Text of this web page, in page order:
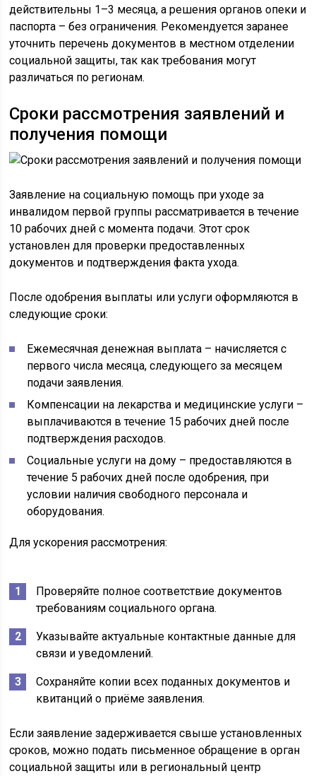
действительны 1–3 месяца, а решения органов опеки и
паспорта – без ограничения. Рекомендуется заранее
уточнить перечень документов в местном отделении
социальной защиты, так как требования могут
различаться по регионам.
Сроки рассмотрения заявлений и
получения помощи
Заявление на социальную помощь при уходе за
инвалидом первой группы рассматривается в течение
10 рабочих дней с момента подачи. Этот срок
установлен для проверки предоставленных
документов и подтверждения факта ухода.
После одобрения выплаты или услуги оформляются в
следующие сроки:
Ежемесячная денежная выплата – начисляется с
первого числа месяца, следующего за месяцем
подачи заявления.
Компенсации на лекарства и медицинские услуги –
выплачиваются в течение 15 рабочих дней после
подтверждения расходов.
Социальные услуги на дому – предоставляются в
течение 5 рабочих дней после одобрения, при
условии наличия свободного персонала и
оборудования.
Для ускорения рассмотрения:
Проверяйте полное соответствие документов
требованиям социального органа.
Указывайте актуальные контактные данные для
связи и уведомлений.
Сохраняйте копии всех поданных документов и
квитанций о приёме заявления.
Если заявление задерживается свыше установленных
сроков, можно подать письменное обращение в орган
социальной защиты или в региональный центр